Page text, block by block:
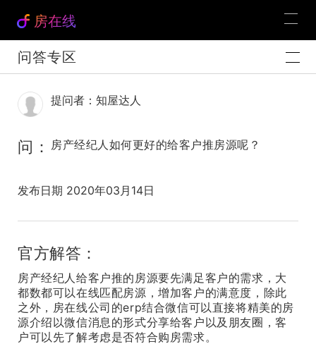
房在线
问答专区
提问者：知屋达人
问： 房产经纪人如何更好的给客户推房源呢？
发布日期 2020年03月14日
官方解答：
房产经纪人给客户推的房源要先满足客户的需求，大
都数都可以在线匹配房源，增加客户的满意度，除此
之外，房在线公司的erp结合微信可以直接将精美的房
源介绍以微信消息的形式分享给客户以及朋友圈，客
户可以先了解考虑是否符合购房需求。